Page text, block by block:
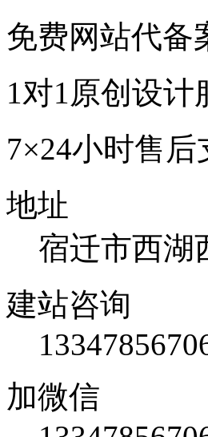
免费网站代备
1对1原创设计
7×24小时售后
地址
宿迁市西湖
建站咨询
加微信